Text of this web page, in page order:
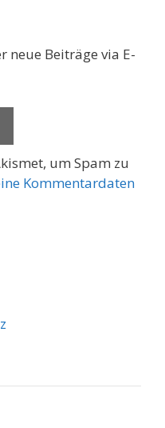
neue Beiträge via E-
um Spam zu
Kommentardaten